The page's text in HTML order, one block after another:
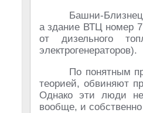
Башни-
а здание ВТЦ номер 7
от дизельного
электрогенераторов).
По понятным
теорией, обвиняют
Однако эти люди не
вообще, и